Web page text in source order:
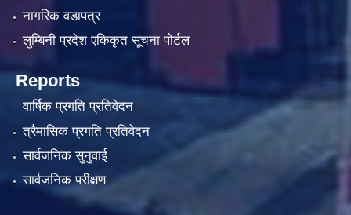
नागरिक वडापत्र
लुम्बिनी प्रदेश एकिकृत सूचना पाेर्टल
Reports
वार्षिक प्रगति प्रतिवेदन
त्रैमासिक प्रगति प्रतिवेदन
सार्वजनिक सुनुवाई
सार्वजनिक परीक्षण